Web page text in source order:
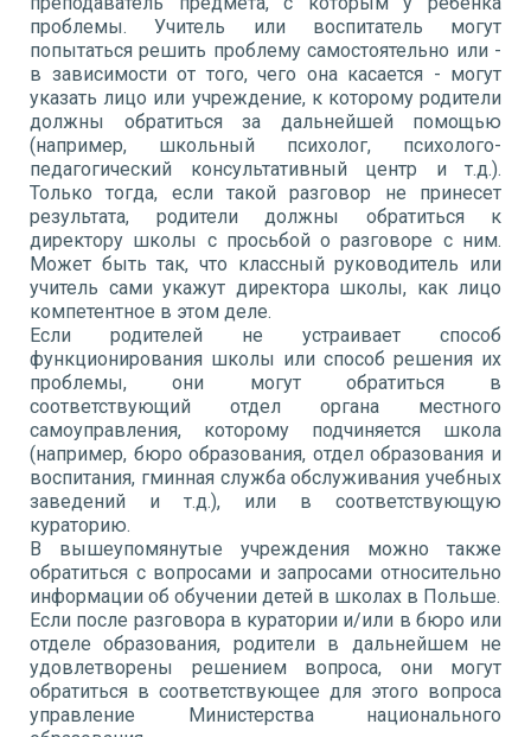
проблемы. Учитель или воспитатель могут
попытаться решить проблему самостоятельно или -
в зависимости от того, чего она касается - могут
указать лицо или учреждение, к которому родители
должны обратиться за дальнейшей помощью
(например, школьный психолог, психолого-
педагогический консультативный центр и т.д.).
Только тогда, если такой разговор не принесет
результата, родители должны обратиться к
директору школы с просьбой о разговоре с ним.
Может быть так, что классный руководитель или
учитель сами укажут директора школы, как лицо
компетентное в этом деле.
Если родителей не устраивает способ
функционирования школы или способ решения их
проблемы, они могут обратиться в
соответствующий отдел органа местного
самоуправления, которому подчиняется школа
(например, бюро образования, отдел образования и
воспитания, гминная служба обслуживания учебных
заведений и т.д.), или в соответствующую
кураторию.
В вышеупомянутые учреждения можно также
обратиться с вопросами и запросами относительно
информации об обучении детей в школах в Польше.
Если после разговора в куратории и/или в бюро или
отделе образования, родители в дальнейшем не
удовлетворены решением вопроса, они могут
обратиться в соответствующее для этого вопроса
управление Министерства национального